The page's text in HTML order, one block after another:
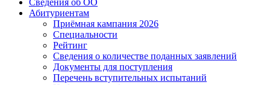
Сведения об ОО
Абитуриентам
Приёмная кампания 2026
Специальности
Рейтинг
Сведения о количестве поданных заявлений
Документы для поступления
Перечень вступительных испытаний